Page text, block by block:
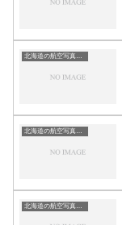
北海道の航空写真・空中写真
北海道の航空写真・空中写真
北海道の航空写真・空中写真